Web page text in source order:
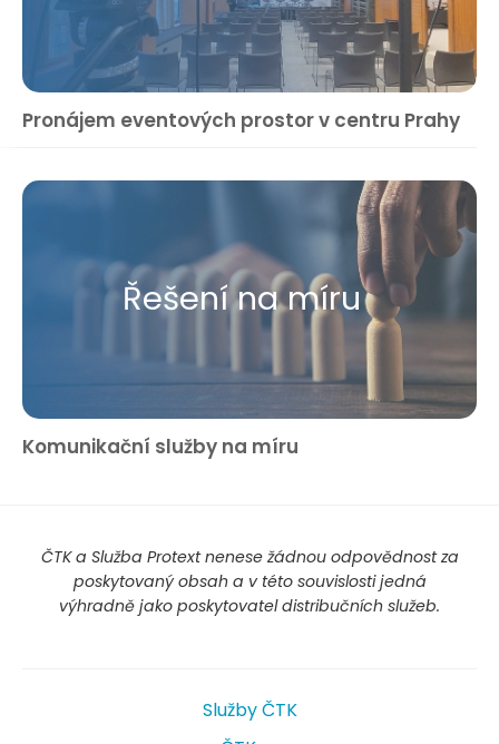
Pronájem eventových prostor v centru Prahy
Řešení na míru
Komunikační služby na míru
ČTK a Služba Protext nenese žádnou odpovědnost za
poskytovaný obsah a v této souvislosti jedná
výhradně jako poskytovatel distribučních služeb.
Služby ČTK